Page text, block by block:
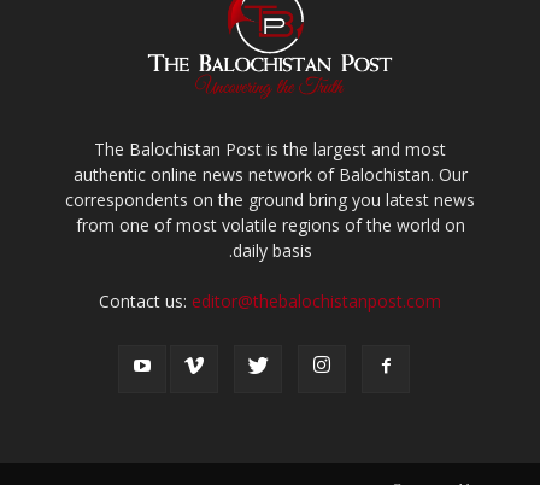
The Balochistan Post is the largest and most
authentic online news network of Balochistan. Our
correspondents on the ground bring you latest news
from one of most volatile regions of the world on
daily basis.
Contact us: editor@thebalochistanpost.com